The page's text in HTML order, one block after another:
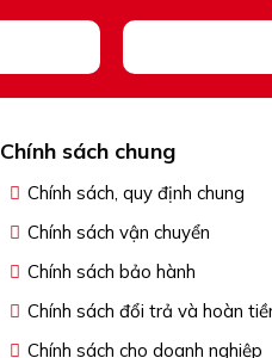
Chính sách chung
Chính sách, quy định chung
Chính sách vận chuyển
Chính sách bảo hành
Chính sách đổi trả và hoàn
Chính sách cho doanh nghiệp